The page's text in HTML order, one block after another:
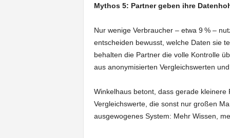
Mythos 5: Partner geben ihre
Nur wenige Verbraucher – etwa 9 % –
entscheiden bewusst, welche Daten sie
behalten die Partner die volle Kontrolle
aus anonymisierten Vergleichswerten
Winkelhaus betont, dass gerade
Vergleichswerte, die sonst nur großen
ausgewogenes System: Mehr Wissen,